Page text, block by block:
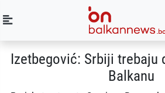
Izetbegović: Srbiji trebaju
Balkanu